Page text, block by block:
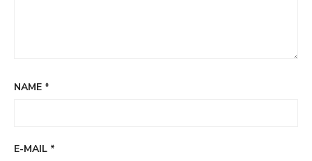
NAME *
E-MAIL *